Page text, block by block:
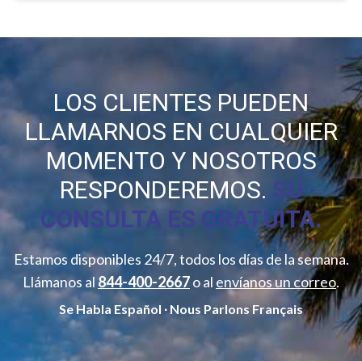
LOS CLIENTES PUEDEN
LLAMARNOS EN CUALQUIER
MOMENTO Y NOSOTROS
RESPONDEREMOS. SU
CONSULTA ES GRATUITA.
Estamos disponibles 24/7, todos los días de la semana.
Llámanos al844-400-2667o al envíanos un correo.
Se Habla Español ∙ Nous Parlons Français